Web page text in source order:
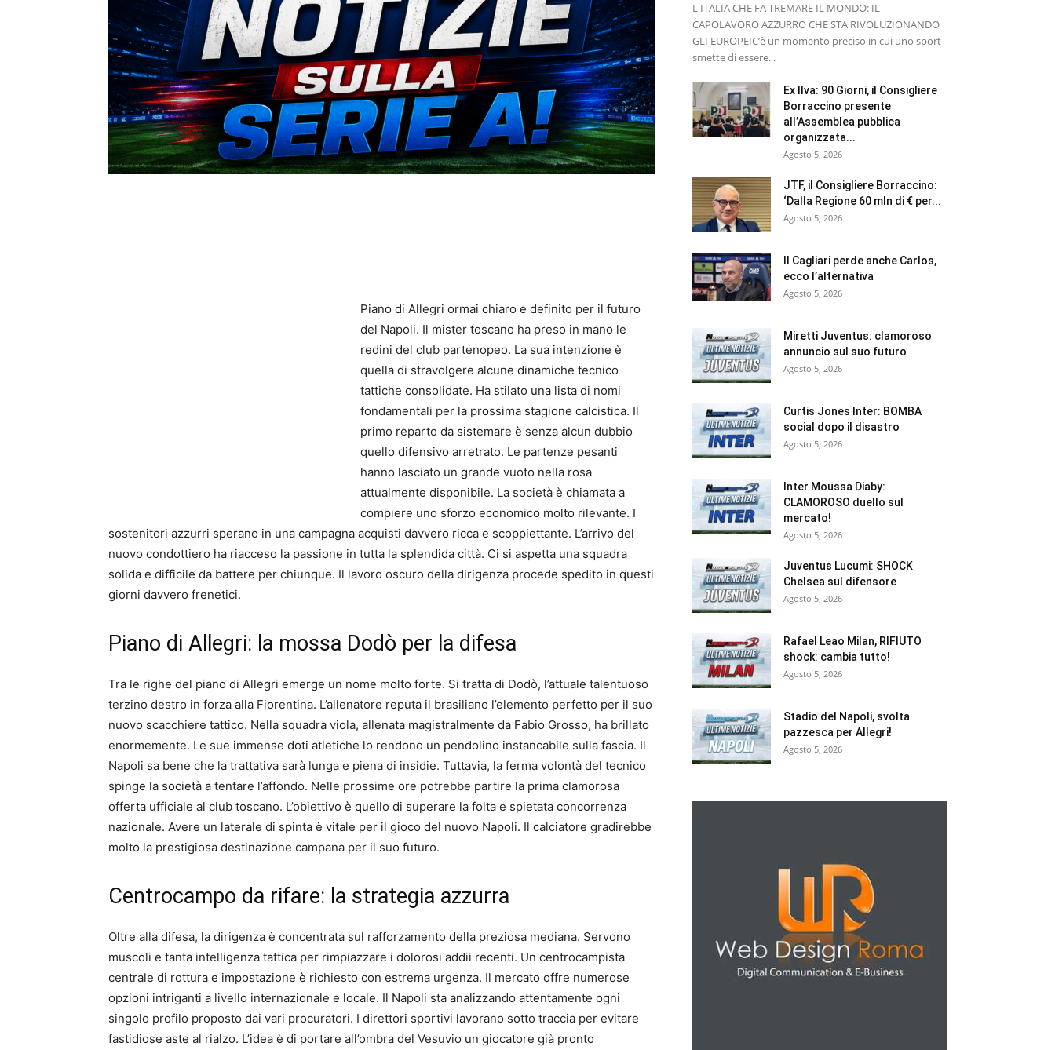
Piano di Allegri ormai chiaro e definito per il futuro
del Napoli. Il mister toscano ha preso in mano le
redini del club partenopeo. La sua intenzione è
quella di stravolgere alcune dinamiche tecnico
tattiche consolidate. Ha stilato una lista di nomi
fondamentali per la prossima stagione calcistica. Il
primo reparto da sistemare è senza alcun dubbio
quello difensivo arretrato. Le partenze pesanti
hanno lasciato un grande vuoto nella rosa
attualmente disponibile. La società è chiamata a
compiere uno sforzo economico molto rilevante. I
sostenitori azzurri sperano in una campagna acquisti davvero ricca e scoppiettante. L’arrivo del
nuovo condottiero ha riacceso la passione in tutta la splendida città. Ci si aspetta una squadra
solida e difficile da battere per chiunque. Il lavoro oscuro della dirigenza procede spedito in questi
giorni davvero frenetici.
Piano di Allegri: la mossa Dodò per la difesa
Tra le righe del piano di Allegri emerge un nome molto forte. Si tratta di Dodò, l’attuale talentuoso
terzino destro in forza alla Fiorentina. L’allenatore reputa il brasiliano l’elemento perfetto per il suo
nuovo scacchiere tattico. Nella squadra viola, allenata magistralmente da Fabio Grosso, ha brillato
enormemente. Le sue immense doti atletiche lo rendono un pendolino instancabile sulla fascia. Il
Napoli sa bene che la trattativa sarà lunga e piena di insidie. Tuttavia, la ferma volontà del tecnico
spinge la società a tentare l’affondo. Nelle prossime ore potrebbe partire la prima clamorosa
offerta ufficiale al club toscano. L’obiettivo è quello di superare la folta e spietata concorrenza
nazionale. Avere un laterale di spinta è vitale per il gioco del nuovo Napoli. Il calciatore gradirebbe
molto la prestigiosa destinazione campana per il suo futuro.
Centrocampo da rifare: la strategia azzurra
Oltre alla difesa, la dirigenza è concentrata sul rafforzamento della preziosa mediana. Servono
muscoli e tanta intelligenza tattica per rimpiazzare i dolorosi addii recenti. Un centrocampista
centrale di rottura e impostazione è richiesto con estrema urgenza. Il mercato offre numerose
opzioni intriganti a livello internazionale e locale. Il Napoli sta analizzando attentamente ogni
singolo profilo proposto dai vari procuratori. I direttori sportivi lavorano sotto traccia per evitare
fastidiose aste al rialzo. L’idea è di portare all’ombra del Vesuvio un giocatore già pronto
L'ITALIA CHE FA TREMARE IL MONDO: IL
CAPOLAVORO AZZURRO CHE STA RIVOLUZIONANDO
GLI EUROPEI ​C’è un momento preciso in cui uno sport
smette di essere...
Ex Ilva: 90 Giorni, il Consigliere
Borraccino presente
all’Assemblea pubblica
organizzata...
Agosto 5, 2026
JTF, il Consigliere Borraccino:
‘Dalla Regione 60 mln di € per...
Agosto 5, 2026
Il Cagliari perde anche Carlos,
ecco l’alternativa
Agosto 5, 2026
Miretti Juventus: clamoroso
annuncio sul suo futuro
Agosto 5, 2026
Curtis Jones Inter: BOMBA
social dopo il disastro
Agosto 5, 2026
Inter Moussa Diaby:
CLAMOROSO duello sul
mercato!
Agosto 5, 2026
Juventus Lucumi: SHOCK
Chelsea sul difensore
Agosto 5, 2026
Rafael Leao Milan, RIFIUTO
shock: cambia tutto!
Agosto 5, 2026
Stadio del Napoli, svolta
pazzesca per Allegri!
Agosto 5, 2026